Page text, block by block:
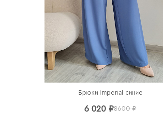
Брюки Imperial синие
6 020 ₽8600 ₽